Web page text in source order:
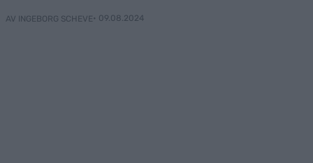
AV INGEBORG SCHEVE• 09.08.2024